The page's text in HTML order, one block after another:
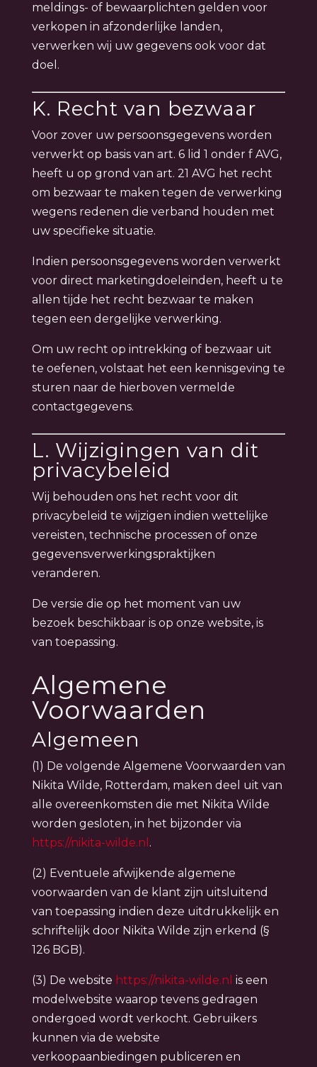
meldings- of bewaarplichten gelden voor
verkopen in afzonderlijke landen,
verwerken wij uw gegevens ook voor dat
doel.
K. Recht van bezwaar
Voor zover uw persoonsgegevens worden
verwerkt op basis van art. 6 lid 1 onder f AVG,
heeft u op grond van art. 21 AVG het recht
om bezwaar te maken tegen de verwerking
wegens redenen die verband houden met
uw specifieke situatie.
Indien persoonsgegevens worden verwerkt
voor direct marketingdoeleinden, heeft u te
allen tijde het recht bezwaar te maken
tegen een dergelijke verwerking.
Om uw recht op intrekking of bezwaar uit
te oefenen, volstaat het een kennisgeving te
sturen naar de hierboven vermelde
contactgegevens.
L. Wijzigingen van dit
privacybeleid
Wij behouden ons het recht voor dit
privacybeleid te wijzigen indien wettelijke
vereisten, technische processen of onze
gegevensverwerkingspraktijken
veranderen.
De versie die op het moment van uw
bezoek beschikbaar is op onze website, is
van toepassing.
Algemene
Voorwaarden
Algemeen
(1) De volgende Algemene Voorwaarden van
Nikita Wilde, Rotterdam, maken deel uit van
alle overeenkomsten die met Nikita Wilde
worden gesloten, in het bijzonder via
https://nikita-wilde.nl .
(2) Eventuele afwijkende algemene
voorwaarden van de klant zijn uitsluitend
van toepassing indien deze uitdrukkelijk en
schriftelijk door Nikita Wilde zijn erkend (§
126 BGB).
(3) De website https://nikita-wilde.nl is een
modelwebsite waarop tevens gedragen
ondergoed wordt verkocht. Gebruikers
kunnen via de website
verkoopaanbiedingen publiceren en